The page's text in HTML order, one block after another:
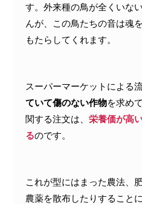
す。外来種の鳥が全くいな
んが、この鳥たちの音は魂
もたらしてくれます。
スーパーマーケットによる
ていて傷のない作物を求め
関する注文は、栄養価が高
るのです。
これが型にはまった農法、
農薬を散布したりすること